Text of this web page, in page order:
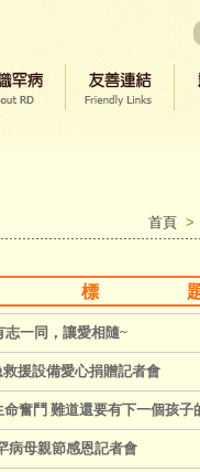
首頁 >
標
志一同，讓愛相隨~
救援設備愛心捐贈記者會
命奮鬥 難道還要有下一個孩子
病母親節感恩記者會